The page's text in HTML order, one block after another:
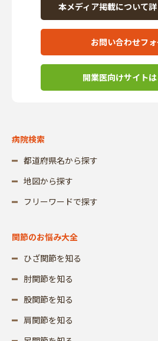
本メディア掲載について
お問い合わせフ
開業医向けサイト
病院検索
都道府県名から探す
地図から探す
フリーワードで探す
関節のお悩み大全
ひざ関節を知る
肘関節を知る
股関節を知る
肩関節を知る